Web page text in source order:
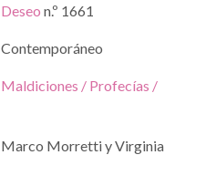
Deseo n.º 1661
Contemporáneo
Maldiciones / Profecías /
Marco Morretti y Virginia